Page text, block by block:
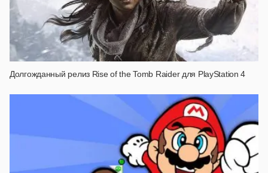
Долгожданный релиз Rise of the Tomb Raider для PlayStation 4